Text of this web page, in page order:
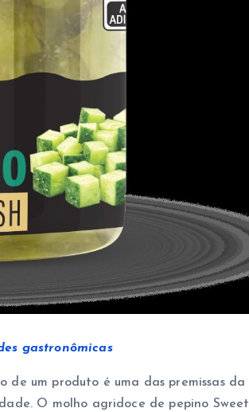
gastronômicas
de um produto é uma das premissas da
O molho agridoce de pepino Sweet